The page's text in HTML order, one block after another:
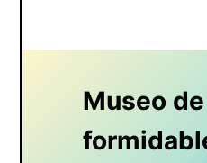
Museo